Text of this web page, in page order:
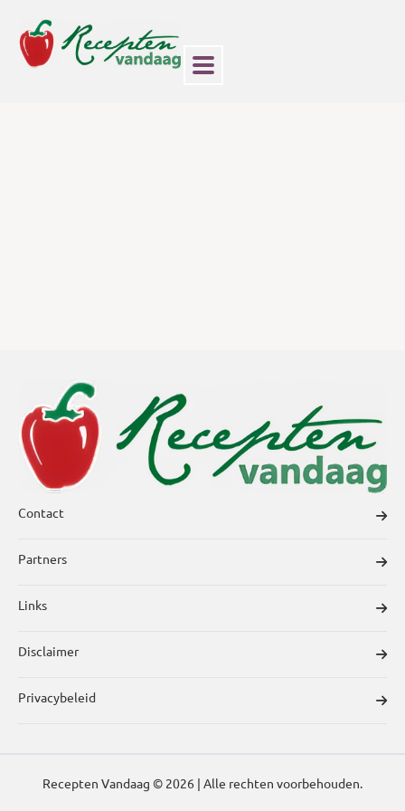
Contact
Partners
Links
Disclaimer
Privacybeleid
Recepten Vandaag © 2026 | Alle rechten voorbehouden.